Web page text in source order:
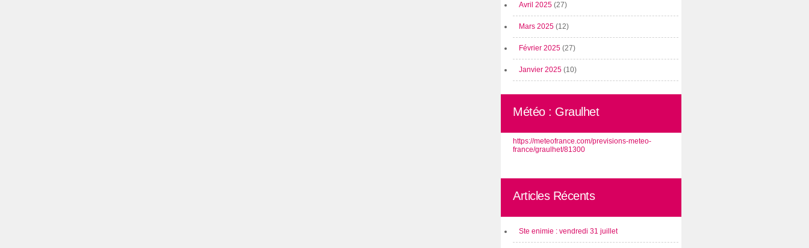
Avril 2025 (27)
Mars 2025 (12)
Février 2025 (27)
Janvier 2025 (10)
Météo : Graulhet
https://meteofrance.com/previsions-meteo-
france/graulhet/81300
Articles Récents
Ste enimie : vendredi 31 juillet